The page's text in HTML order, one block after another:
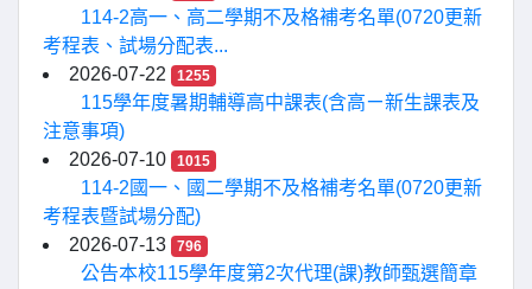
114-2高一、高二學期不及格補考名單(0720更新
考程表、試場分配表...
2026-07-22
1255
115學年度暑期輔導高中課表(含高ㄧ新生課表及
注意事項)
2026-07-10
1015
114-2國一、國二學期不及格補考名單(0720更新
考程表暨試場分配)
2026-07-13
796
公告本校115學年度第2次代理(課)教師甄選簡章